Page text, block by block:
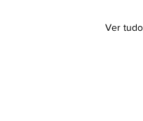
Ver tudo